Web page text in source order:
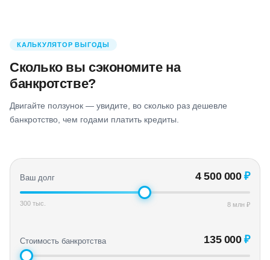
КАЛЬКУЛЯТОР ВЫГОДЫ
Сколько вы сэкономите на
банкротстве?
Двигайте ползунок — увидите, во сколько раз дешевле
банкротство, чем годами платить кредиты.
Ваш долг 4 500 000₽
300 тыс. 8 млн ₽
Стоимость банкротства 135 000₽